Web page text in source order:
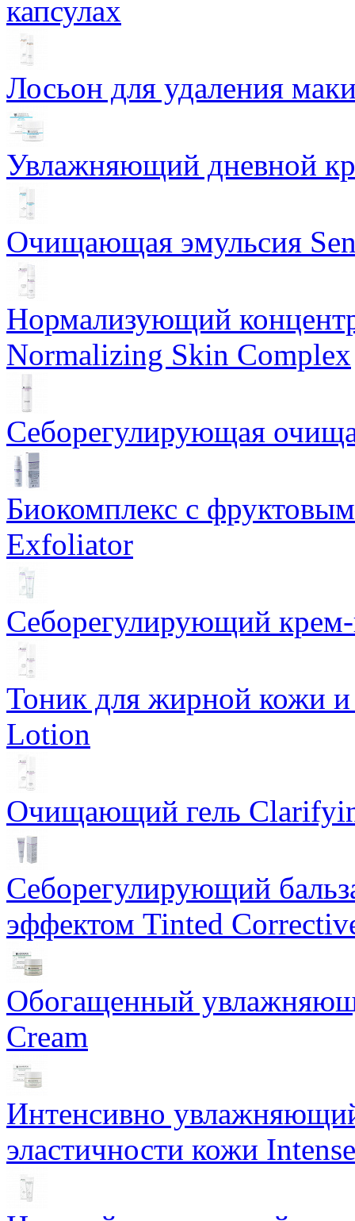
капсулах
Лосьон для удаления
Увлажняющий дневной
Очищающая эмульсия
Нормализующий
Normalizing Skin Complex
Себорегулирующая
Биокомплекс с
Exfoliator
Себорегулирующий
Тоник для жирной кожи
Lotion
Очищающий гель
Себорегулирующий
эффектом Tinted
Обогащенный
Cream
Интенсивно
эластичности кожи